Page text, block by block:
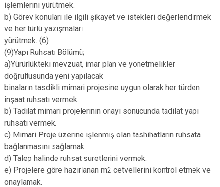
işlemlerini yürütmek.
b) Görev konuları ile ilgili şikayet ve istekleri değerlendirmek
ve her türlü yazışmaları
yürütmek. (6)
(9)Yapı Ruhsatı Bölümü;
a)Yürürlükteki mevzuat, imar plan ve yönetmelikler
doğrultusunda yeni yapılacak
binaların tasdikli mimari projesine uygun olarak her türden
inşaat ruhsatı vermek.
b) Tadilat mimari projelerinin onayı sonucunda tadilat yapı
ruhsatı vermek.
c) Mimari Proje üzerine işlenmiş olan tashihatların ruhsata
bağlanmasını sağlamak.
d) Talep halinde ruhsat suretlerini vermek.
e) Projelere göre hazırlanan m2 cetvellerini kontrol etmek ve
onaylamak.